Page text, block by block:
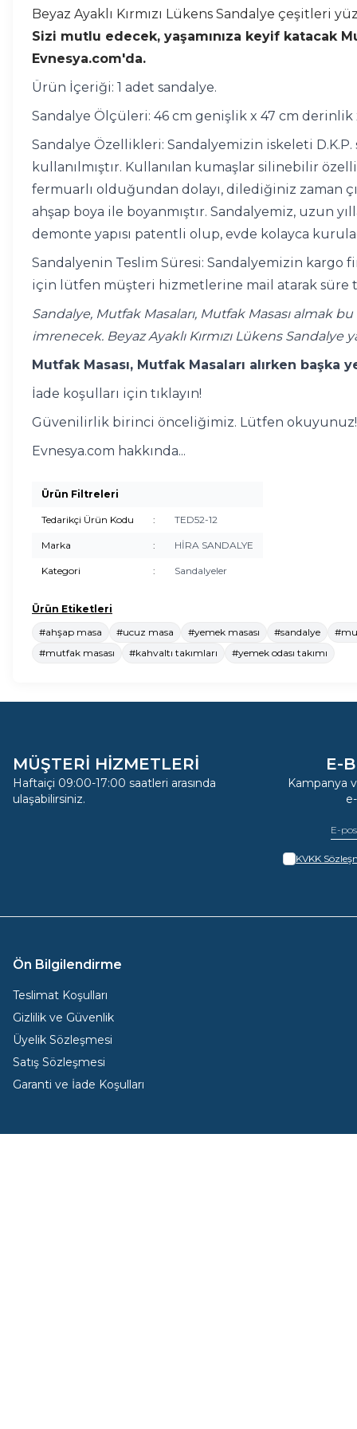
Beyaz Ayaklı Kırmızı Lükens Sandalye çeşitleri
Sizi mutlu edecek, yaşamınıza keyif katacak
Evnesya.com'da.
Ürün İçeriği: 1 adet sandalye.
Sandalye Ölçüleri: 46 cm genişlik x 47 cm
Sandalye Özellikleri: Sandalyemizin iskeleti
kullanılmıştır. Kullanılan kumaşlar silinebilir
fermuarlı olduğundan dolayı, dilediğiniz zaman
ahşap boya ile boyanmıştır. Sandalyemiz, uzun
demonte yapısı patentli olup, evde kolayca
Sandalyenin Teslim Süresi: Sandalyemizin kargo
için lütfen müşteri hizmetlerine mail atarak süre
Sandalye, Mutfak Masaları, Mutfak Masası almak
imrenecek. Beyaz Ayaklı Kırmızı Lükens Sandalye
Mutfak Masası, Mutfak Masaları alırken başka
İade koşulları için tıklayın!
Güvenilirlik birinci önceliğimiz. Lütfen okuyunuz!
Evnesya.com hakkında...
Ürün Filtreleri
Tedarikçi Ürün Kodu : TED52-12
Marka : HİRA SANDALYE
Kategori : Sandalyeler
Ürün Etiketleri
#ahşap masa
#ucuz masa #yemek masası #sandalye
#mutfak masası
#kahvaltı takımları #yemek odası takımı
MÜŞTERİ HİZMETLERİ
Haftaiçi 09:00-17:00 saatleri arasında
ulaşabilirsiniz.
E-
Kampanya
KVKK
Ön Bilgilendirme
Teslimat Koşulları
Gizlilik ve Güvenlik
Üyelik Sözleşmesi
Satış Sözleşmesi
Garanti ve İade Koşulları